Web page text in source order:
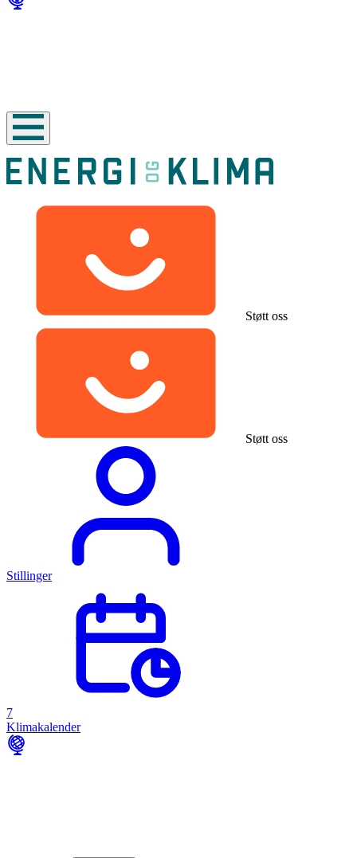
Støtt oss
Støtt oss
Stillinger
7
Klimakalender